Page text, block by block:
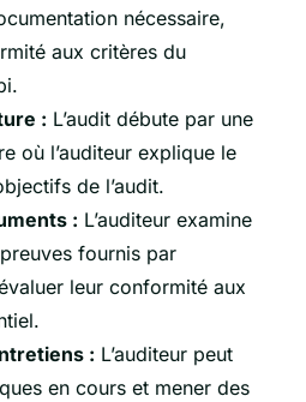
nécessaire,
aux critères du
: L’audit débute par une
où l’auditeur explique le
de l’audit.
: L’auditeur examine
fournis par
leur conformité aux
: L’auditeur peut
en cours et mener des